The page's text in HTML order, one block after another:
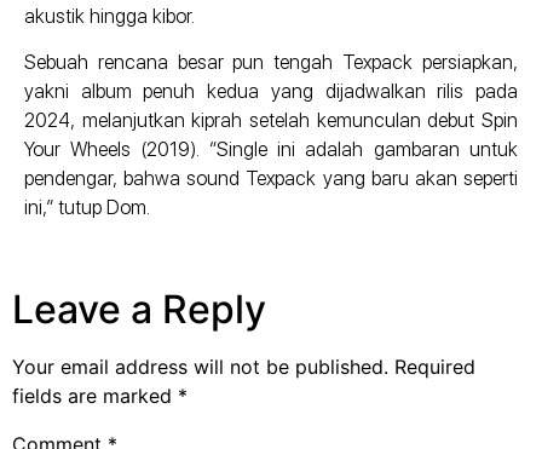
akustik hingga kibor.
Sebuah rencana besar pun tengah Texpack persiapkan,
yakni album penuh kedua yang dijadwalkan rilis pada
2024, melanjutkan kiprah setelah kemunculan debut Spin
Your Wheels (2019). “Single ini adalah gambaran untuk
pendengar, bahwa sound Texpack yang baru akan seperti
ini,” tutup Dom.
Leave a Reply
Your email address will not be published. Required
fields are marked *
Comment *